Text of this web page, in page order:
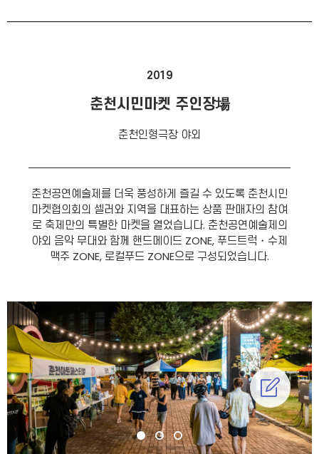
2019
춘천시민마켓 주인장場
춘천인형극장 야외
춘천공연예술제를 더욱 풍성하게 즐길 수 있도록 춘천시민
마켓협의회의 셀러와 지역을 대표하는 상품 판매자의 참여
로 축제만의 특별한 마켓을 열었습니다. 춘천공연예술제의
야외 음악 무대와 함께 핸드메이드 ZONE, 푸드트럭・수제
맥주 ZONE, 로컬푸드 ZONE으로 구성되었습니다.